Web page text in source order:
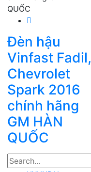
Đèn hậu
Vinfast Fadil,
Chevrolet
Spark 2016
chính hãng
GM HÀN
QUỐC